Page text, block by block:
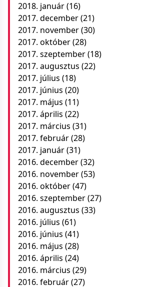
2018. január(16)
2017. december(21)
2017. november(30)
2017. október(28)
2017. szeptember(18)
2017. augusztus (22)
2017. július (18)
2017. június (20)
2017. május (11)
2017. április (22)
2017. március (31)
2017. február(28)
2017. január(31)
2016. december(32)
2016. november(53)
2016. október(47)
2016. szeptember(27)
2016. augusztus (33)
2016. július (61)
2016. június (41)
2016. május (28)
2016. április (24)
2016. március (29)
2016. február(27)